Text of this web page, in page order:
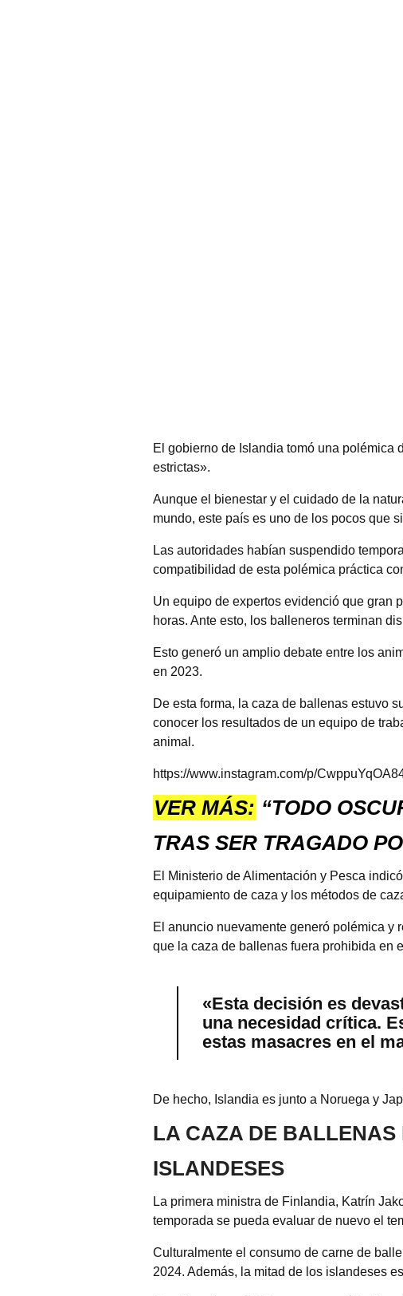
El gobierno de Islandia tomó una
estrictas».
Aunque el bienestar y el cuidado de la
mundo, este país es uno de los pocos que
Las autoridades habían suspendido
compatibilidad de esta polémica práctica
Un equipo de expertos evidenció que gran
horas. Ante esto, los balleneros terminan
Esto generó un amplio debate entre los
en 2023.
De esta forma, la caza de ballenas estuvo
conocer los resultados de un equipo de
animal.
https://www.instagram.com/p/
VER MÁS: “TODO
TRAS SER TRAGADO
El Ministerio de Alimentación y Pesca
equipamiento de caza y los métodos de
El anuncio nuevamente generó polémica y
que la caza de ballenas fuera prohibida en
«Esta decisión es
una necesidad crítica.
estas masacres en el
De hecho, Islandia es junto a Noruega y
LA CAZA DE BALLENAS
ISLANDESES
La primera ministra de Finlandia, Katrín
temporada se pueda evaluar de nuevo el
Culturalmente el consumo de carne de
2024. Además, la mitad de los islandeses